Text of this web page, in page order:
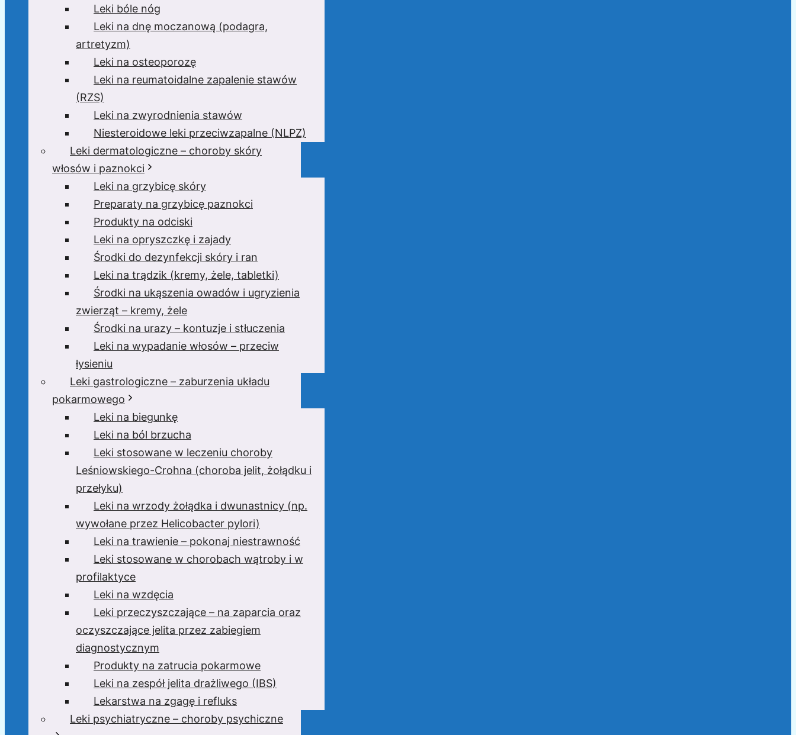
Leki bóle nóg
Leki na dnę moczanową (podagra,
artretyzm)
Leki na osteoporozę
Leki na reumatoidalne zapalenie stawów
(RZS)
Leki na zwyrodnienia stawów
Niesteroidowe leki przeciwzapalne (NLPZ)
Leki dermatologiczne – choroby skóry
włosów i paznokci
Leki na grzybicę skóry
Preparaty na grzybicę paznokci
Produkty na odciski
Leki na opryszczkę i zajady
Środki do dezynfekcji skóry i ran
Leki na trądzik (kremy, żele, tabletki)
Środki na ukąszenia owadów i ugryzienia
zwierząt – kremy, żele
Środki na urazy – kontuzje i stłuczenia
Leki na wypadanie włosów – przeciw
łysieniu
Leki gastrologiczne – zaburzenia układu
pokarmowego
Leki na biegunkę
Leki na ból brzucha
Leki stosowane w leczeniu choroby
Leśniowskiego-Crohna (choroba jelit, żołądku i
przełyku)
Leki na wrzody żołądka i dwunastnicy (np.
wywołane przez Helicobacter pylori)
Leki na trawienie – pokonaj niestrawność
Leki stosowane w chorobach wątroby i w
profilaktyce
Leki na wzdęcia
Leki przeczyszczające – na zaparcia oraz
oczyszczające jelita przez zabiegiem
diagnostycznym
Produkty na zatrucia pokarmowe
Leki na zespół jelita drażliwego (IBS)
Lekarstwa na zgagę i refluks
Leki psychiatryczne – choroby psychiczne